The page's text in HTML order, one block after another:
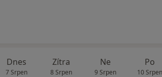
Dnes
7 Srpen
Zítra
8 Srpen
Ne
9 Srpen
Po
10 Srpen